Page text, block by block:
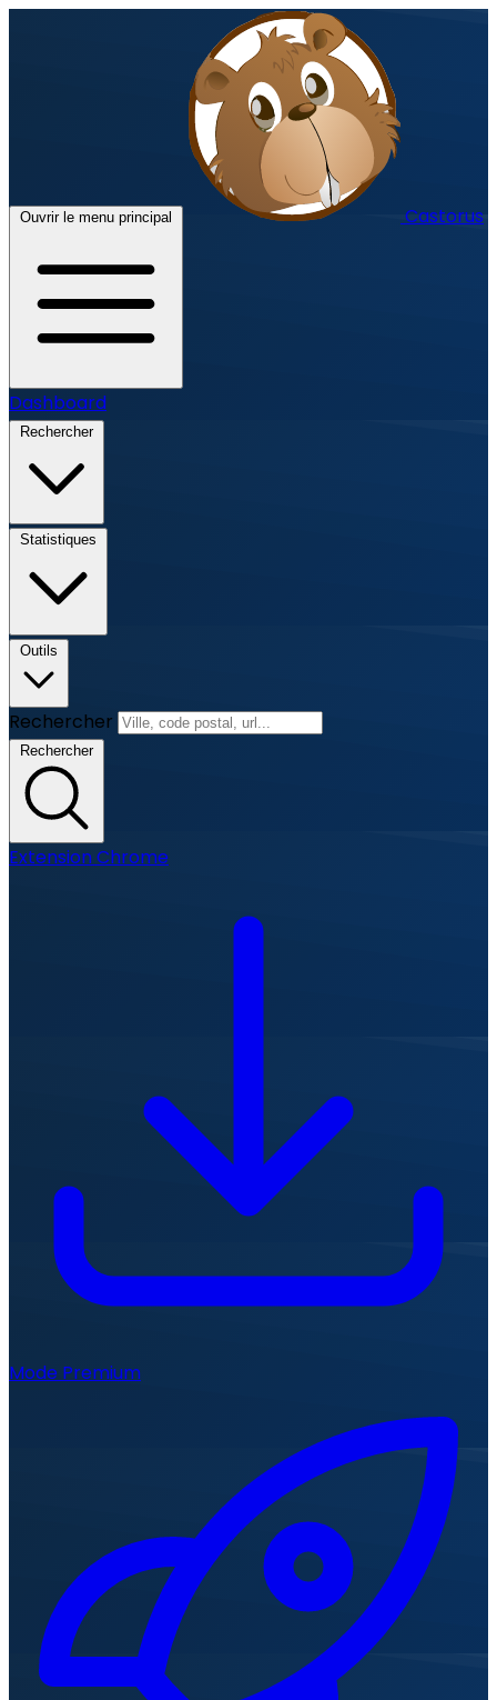
Ouvrir le menu principal Castorus
Dashboard
Rechercher
Statistiques
Outils
Rechercher
Rechercher
Extension Chrome
Mode Premium